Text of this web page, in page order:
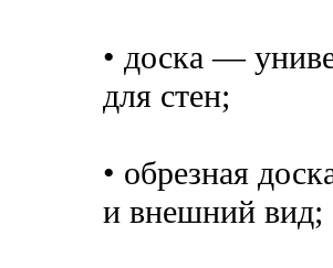
• доска —
для стен;
• обрезная
и внешний вид;